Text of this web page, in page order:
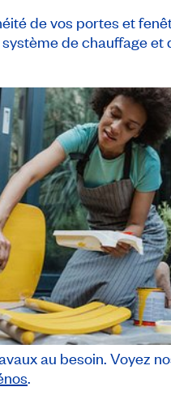
de vos portes et
de chauffage et
au besoin. Voyez
.